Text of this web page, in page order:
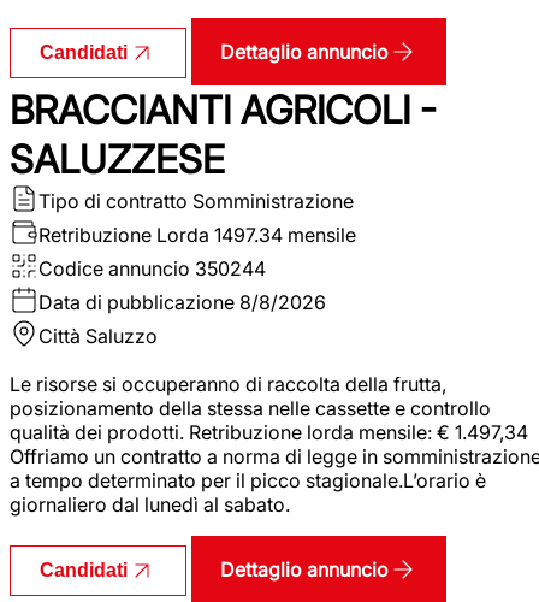
Candidati Dettaglio annuncio
BRACCIANTI AGRICOLI -
SALUZZESE
Tipo di contratto Somministrazione
Retribuzione Lorda 1497.34 mensile
Codice annuncio 350244
Data di pubblicazione 8/8/2026
Città Saluzzo
Le risorse si occuperanno di raccolta della frutta,
posizionamento della stessa nelle cassette e controllo
qualità dei prodotti. Retribuzione lorda mensile: € 1.497,34
Offriamo un contratto a norma di legge in
a tempo determinato per il picco stagionale.L’orario è
giornaliero dal lunedì al sabato.
Candidati Dettaglio annuncio